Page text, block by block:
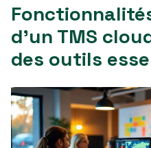
d’un TMS
des outils